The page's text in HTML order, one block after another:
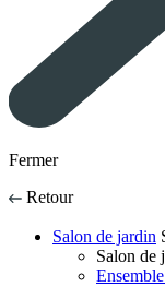
Fermer
Retour
Salon de jardin
Salon de